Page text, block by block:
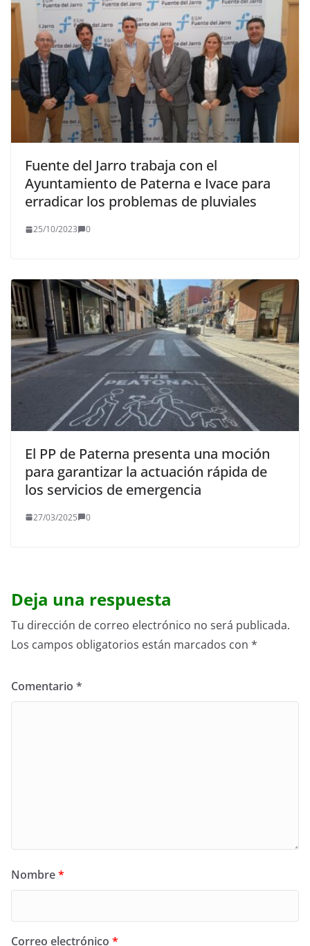
Fuente del Jarro trabaja con el
Ayuntamiento de Paterna e Ivace para
erradicar los problemas de pluviales
25/10/2023 0
El PP de Paterna presenta una moción
para garantizar la actuación rápida de
los servicios de emergencia
27/03/2025 0
Deja una respuesta
Tu dirección de correo electrónico no será publicada.
Los campos obligatorios están marcados con *
Comentario *
Nombre*
Correo electrónico *